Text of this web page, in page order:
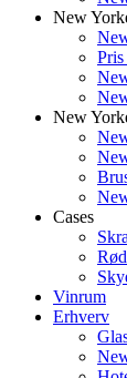
New
New
Cases
Vinrum
Erhverv